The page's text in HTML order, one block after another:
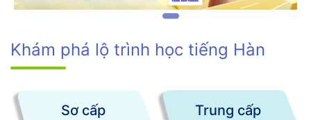
Khám phá lộ trình học tiếng Hàn
Sơ cấp Trung cấp